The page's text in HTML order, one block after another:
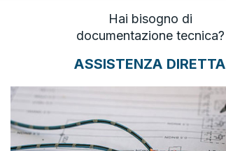
Hai bisogno di
documentazione tecnica?
ASSISTENZA DIRETTA